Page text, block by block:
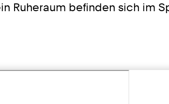
Ruheraum befinden sich im